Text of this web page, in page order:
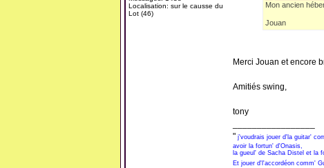
Localisation: sur le causse du
Lot (46)
Mon ancien
Jouan
Merci Jouan et encore
Amitiés swing,
tony
" j'voudrais jouer d'la guitar'
avoir la fortun' d'Onasis,
la gueul' de Sacha Distel et la
Et jouer d'l'accordéon comm'